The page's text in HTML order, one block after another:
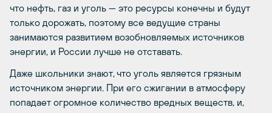
что нефть, газ и уголь — это ресурсы конечны и будут
только дорожать, поэтому все ведущие страны
занимаются развитием возобновляемых источников
энергии, и России лучше не отставать.
Даже школьники знают, что уголь является грязным
источником энергии. При его сжигании в атмосферу
попадает огромное количество вредных веществ, и,